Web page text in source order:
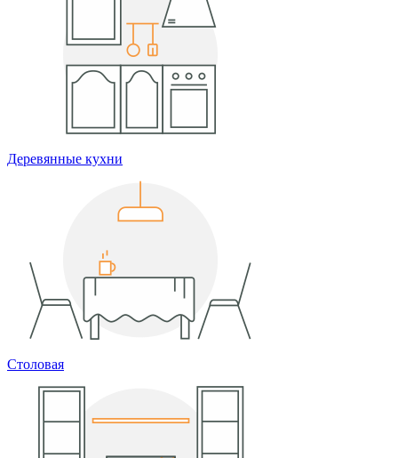
Деревянные кухни
Столовая